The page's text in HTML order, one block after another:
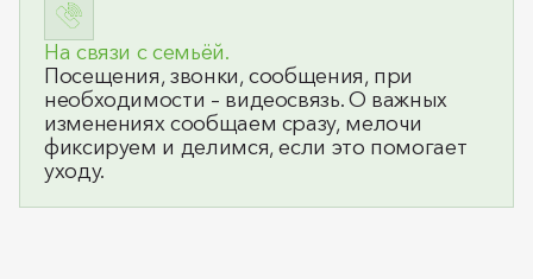
На связи с семьёй.
Посещения, звонки, сообщения, при
необходимости – видеосвязь. О важных
изменениях сообщаем сразу, мелочи
фиксируем и делимся, если это помогает
уходу.